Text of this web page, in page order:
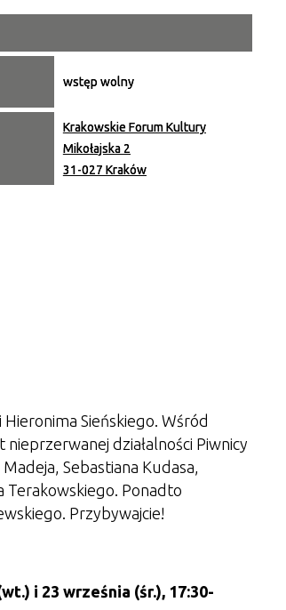
wstęp wolny
Krakowskie Forum Kultury
Mikołajska 2
31-027 Kraków
Sieńskiego. Wśród
działalności Piwnicy
Sebastiana Kudasa,
Terakowskiego. Ponadto
Przybywajcie!
i 23 września (śr.), 17:30-